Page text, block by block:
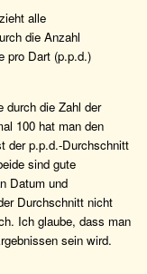
alle
die Anzahl
pro Dart (p.p.d.)
durch die Zahl der
100 hat man den
der p.p.d.-Durchschnitt
sind gute
Datum und
Durchschnitt nicht
Ich glaube, dass man
sein wird.